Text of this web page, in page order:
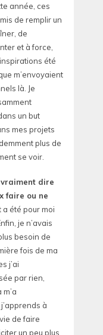
année, ces
de remplir un
de
et à force,
été
m’envoyaient
là. Je
un but
mes projets
plus de
se voir.
dire
faire ou ne
été pour moi
je n’avais
besoin de
fois de ma
j’ai
par rien,
à
de faire
un peu plus